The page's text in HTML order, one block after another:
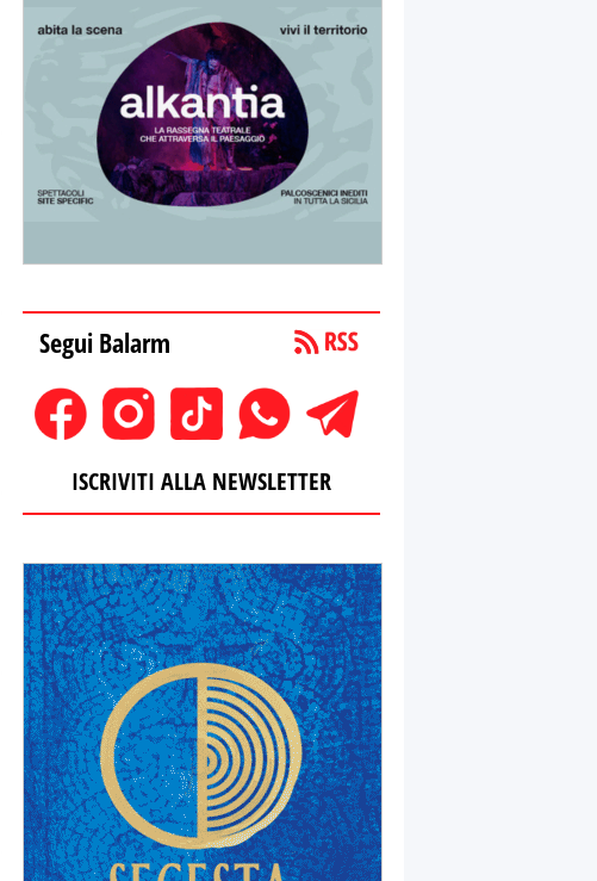
Segui Balarm
ISCRIVITI ALLA NEWSLETTER